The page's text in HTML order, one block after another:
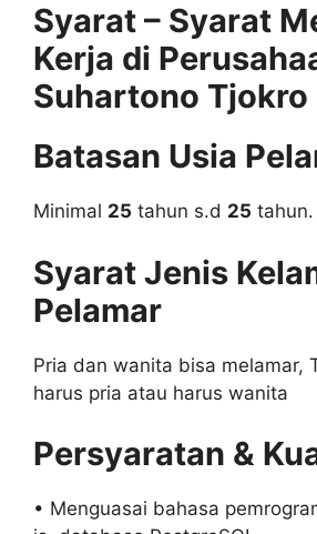
Syarat – Syarat
Kerja di
Suhartono Tjokro
Batasan Usia
Minimal 25 tahun s.d 25 tahun.
Syarat Jenis
Pelamar
Pria dan wanita bisa melamar,
harus pria atau harus wanita
Persyaratan &
• Menguasai bahasa